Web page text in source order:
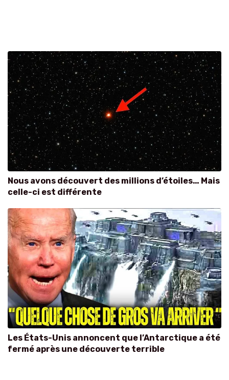
Nous avons découvert des millions d’étoiles… Mais
celle-ci est différente
Les États-Unis annoncent que l’Antarctique a été
fermé après une découverte terrible